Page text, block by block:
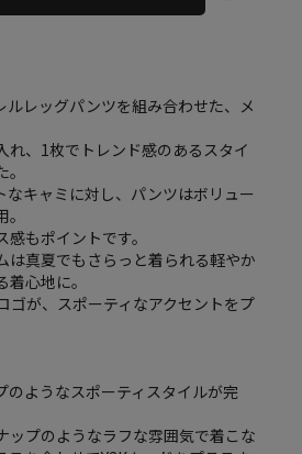
レッグパンツを組み合わせた、メ
れ、1枚でトレンド感のあるスタイ
キャミに対し、パンツはボリュー
もポイントです。
は真夏でもさらっと着られる軽やか
心地に。
ゴが、スポーティなアクセントをプ
ようなスポーティスタイルが完
ップのようなラフな雰囲気で着こな